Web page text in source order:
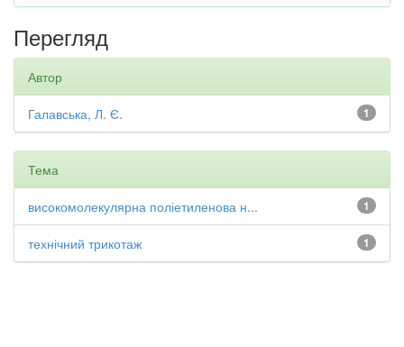
Перегляд
Автор
1
Галавська, Л. Є.
Тема
1
високомолекулярна поліетиленова н...
1
технічний трикотаж